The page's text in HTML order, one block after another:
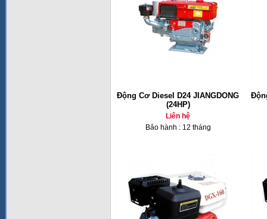
Động Cơ Diesel D24 JIANGDONG
(24HP)
Liên hệ
Bảo hành : 12 tháng